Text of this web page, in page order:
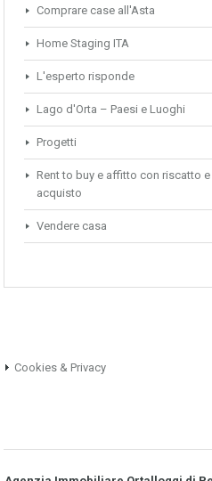
Comprare case all'Asta
Home Staging ITA
L'esperto risponde
Lago d'Orta – Paesi e Luoghi
Progetti
Rent to buy e affitto con riscatto
acquisto
Vendere casa
Cookies & Privacy